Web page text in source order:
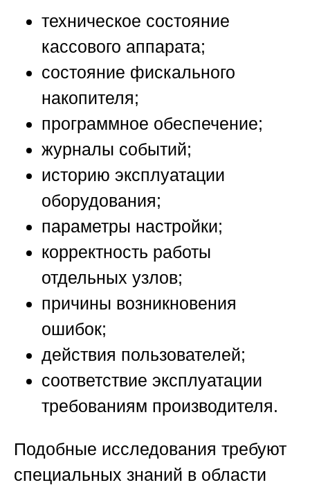
техническое состояние
кассового аппарата;
состояние фискального
накопителя;
программное обеспечение;
журналы событий;
историю эксплуатации
оборудования;
параметры настройки;
корректность работы
отдельных узлов;
причины возникновения
ошибок;
действия пользователей;
соответствие эксплуатации
требованиям производителя.
Подобные исследования требуют
специальных знаний в области